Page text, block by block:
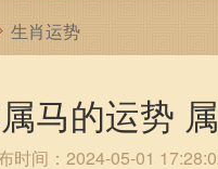
生肖运势
马的运势
时间：2024-05-01